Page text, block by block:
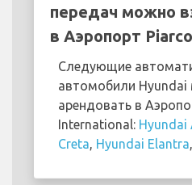
передач можно
в Аэропорт
Следующие
автомобили
арендовать в
International: Hyundai
Creta Hyundai Elantra